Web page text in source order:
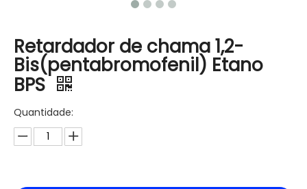
Retardador de chama 1,2-
Bis(pentabromofenil) Etano
BPS
Quantidade: